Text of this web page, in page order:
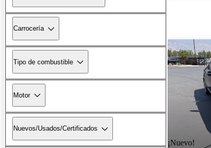
Carrocería
Tipo de combustible
Motor
Nuevos/Usados/Certificados
¡Nuevo!